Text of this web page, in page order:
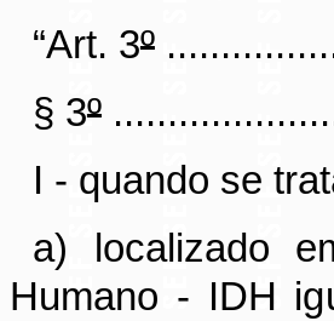
“Art. 3º
§ 3º
I - quando se
a) localizado
Humano - IDH